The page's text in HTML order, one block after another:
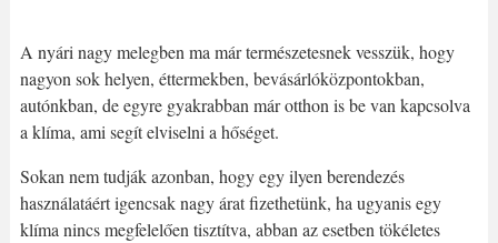
A nyári nagy melegben ma már természetesnek vesszük, hogy
nagyon sok helyen, éttermekben, bevásárlóközpontokban,
autónkban, de egyre gyakrabban már otthon is be van kapcsolva
a klíma, ami segít elviselni a hőséget.
Sokan nem tudják azonban, hogy egy ilyen berendezés
használatáért igencsak nagy árat fizethetünk, ha ugyanis egy
klíma nincs megfelelően tisztítva, abban az esetben tökéletes